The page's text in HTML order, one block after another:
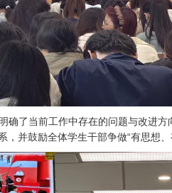
了当前工作中存在的问题与改进
并鼓励全体学生干部争做“有思想、